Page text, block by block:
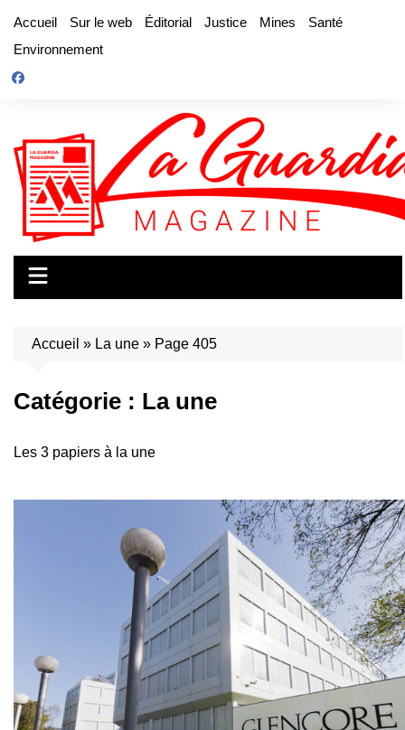
contenu
Accueil Sur le web Éditorial Justice Mines
Santé
Environnement
Accueil » La une » Page 405
Catégorie : La une
Les 3 papiers à la une